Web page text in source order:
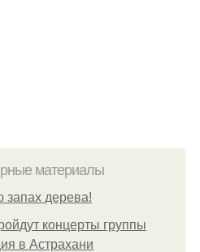
материалы
деpева!
концерты группы
в Астрахани